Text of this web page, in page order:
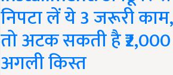
निपटा लें ये 3 जरूरी
तो अटक सकती है
अगली किस्त